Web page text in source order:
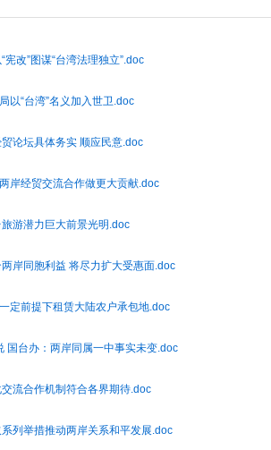
改”图谋“台湾法理独立”.doc
以“台湾”名义加入世卫.doc
论坛具体务实 顺应民意.doc
岸经贸交流合作做更大贡献.doc
游潜力巨大前景光明.doc
岸同胞利益 将尽力扩大受惠面.doc
定前提下租赁大陆农户承包地.doc
国台办：两岸同属一中事实未变.doc
流合作机制符合各界期待.doc
列举措推动两岸关系和平发展.doc